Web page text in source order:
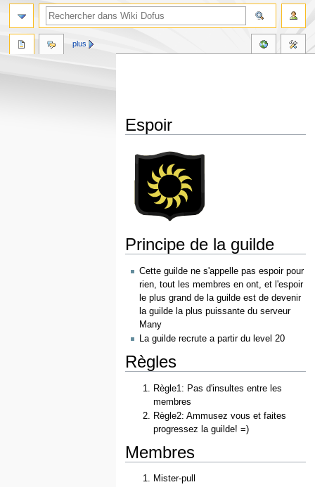
Espoir
Aller
navigation
Aller
recherche
Principe de la guilde
Cette guilde ne s'appelle pas espoir pour
rien, tout les membres en ont, et l'espoir
le plus grand de la guilde est de devenir
la guilde la plus puissante du serveur
Many
La guilde recrute a partir du level 20
Règles
Règle1: Pas d'insultes entre les
membres
Règle2: Ammusez vous et faites
progressez la guilde! =)
Membres
Mister-pull
plus